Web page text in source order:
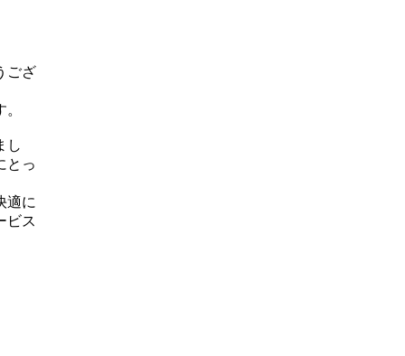
ござ
し
とっ
適に
ビス